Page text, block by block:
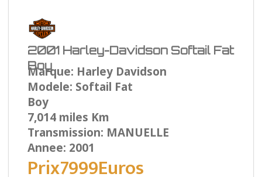
2001 Harley-Davidson Softail Fat
Boy
Marque: Harley Davidson
Modele: Softail Fat
Boy
7,014 miles Km
Transmission: MANUELLE
Annee: 2001
Prix7999Euros